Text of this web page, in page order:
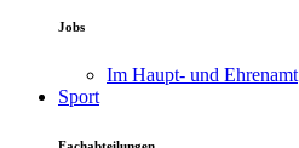
Jobs
Im Haupt- und Ehrenamt
Sport